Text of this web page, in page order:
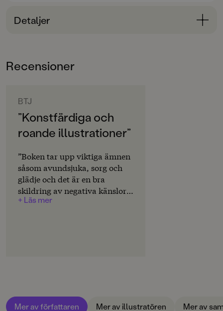
maskeraddräkt, den är otrolig. Hon blir så avundsjuk
att hon inte vet vad hon gör.
Detaljer
3-6
Svenska
SPRÅK
Svenska
SERIE
Idde
PUBLICERINGSDATUM
2023-04-26
Produktdetaljer
Recensioner
BTJ
”Konstfärdiga och
roande illustrationer”
”Boken tar upp viktiga ämnen
såsom avundsjuka, sorg och
glädje och det är en bra
skildring av negativa känslor
som kan användas som grund
+ Läs mer
Mer av författaren Mer av illustratören Mer av